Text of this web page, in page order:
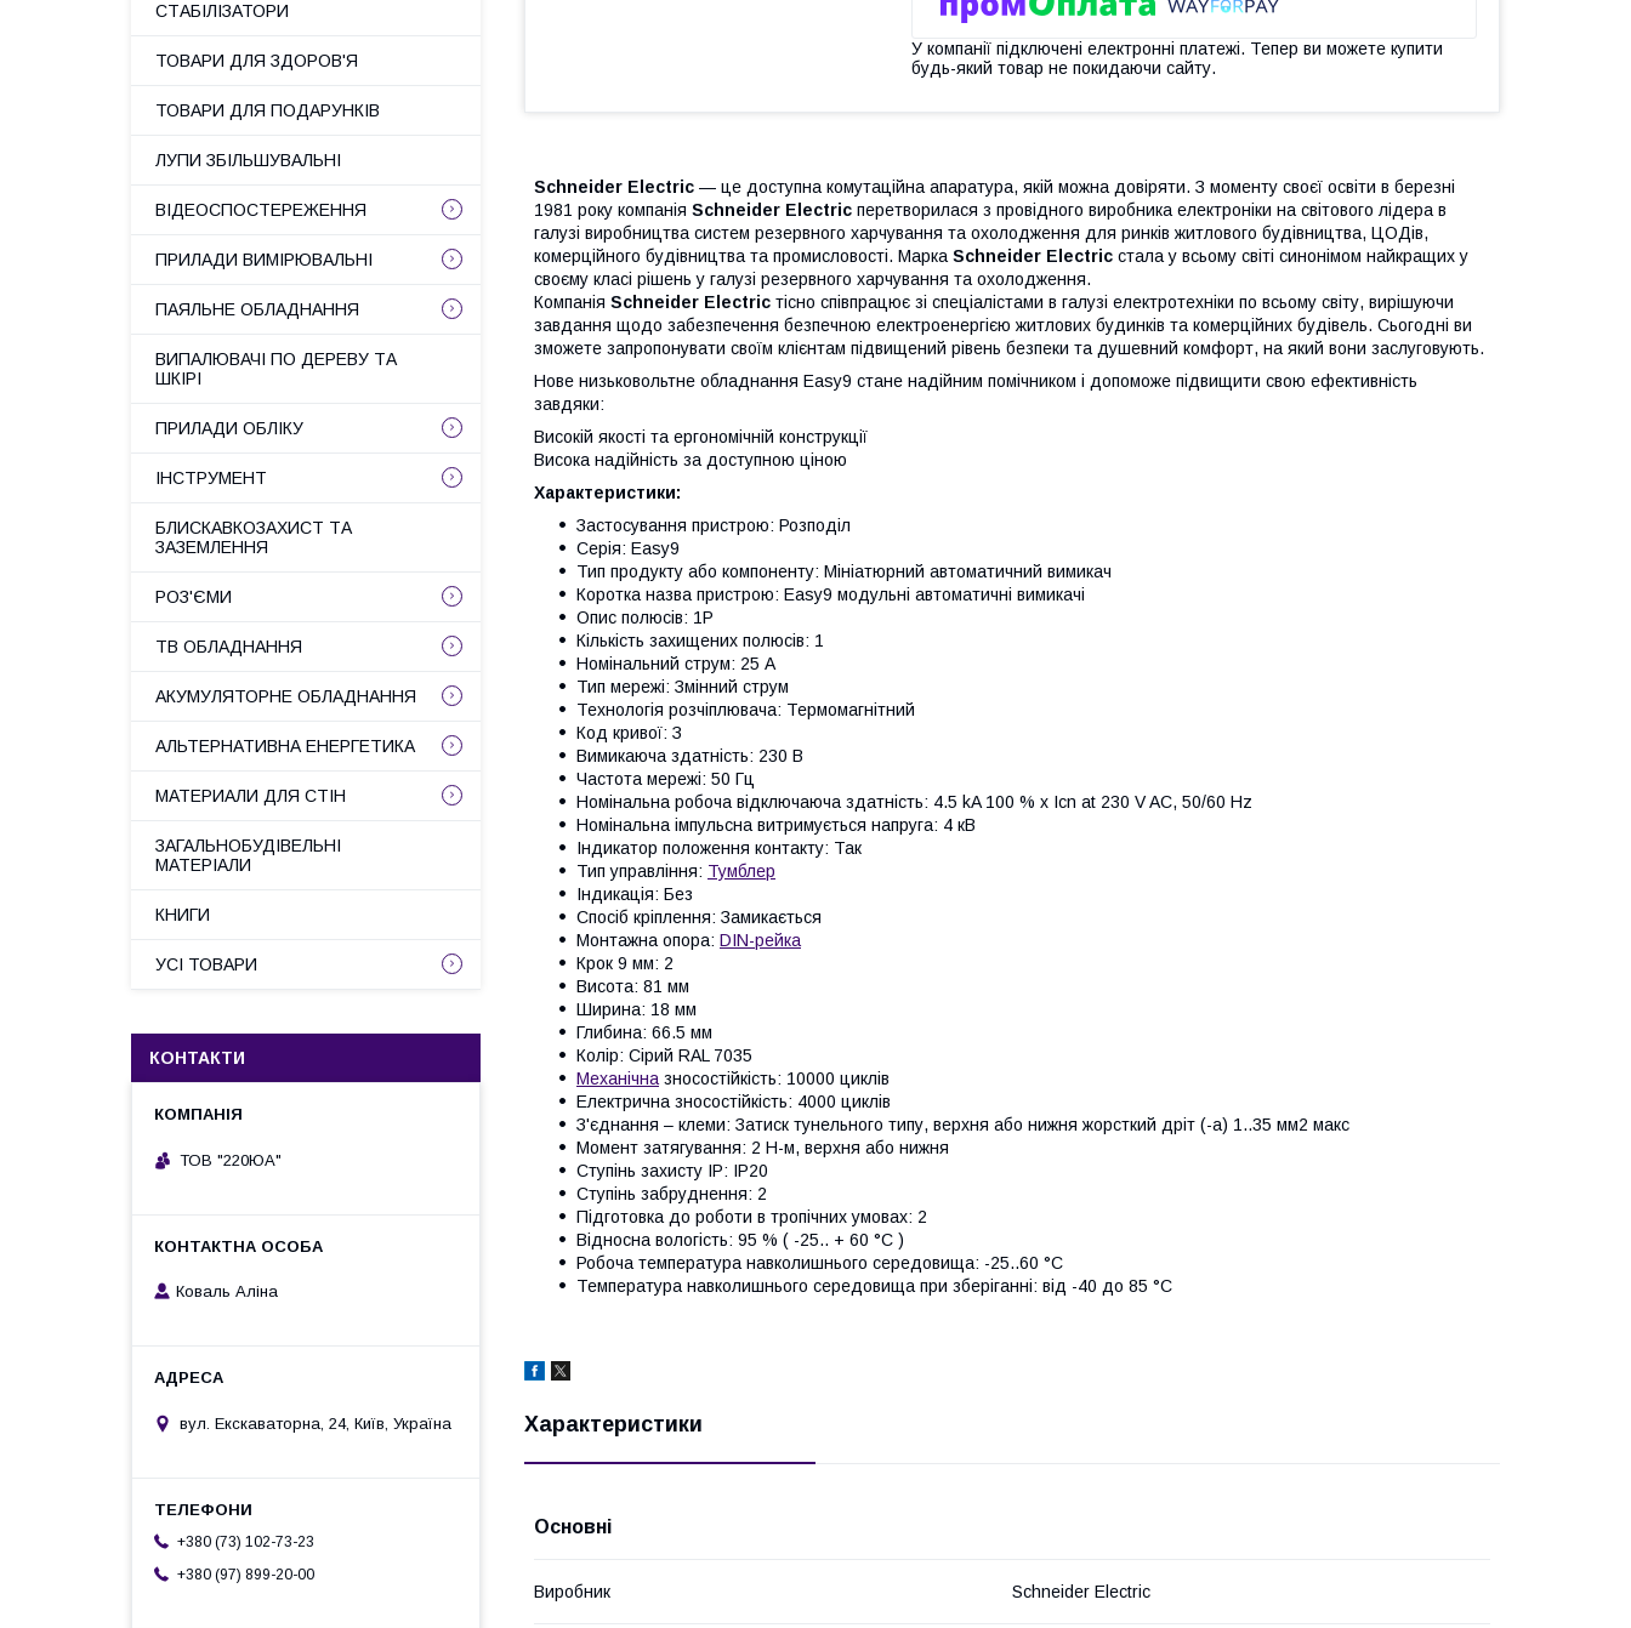
У компанії підключені електронні платежі. Тепер ви можете купити
будь-який товар не покидаючи сайту.
Schneider Electric — це доступна комутаційна апаратура, якій можна довіряти. З моменту своєї освіти в березні
1981 року компанія Schneider Electric перетворилася з провідного виробника електроніки на світового лідера в
галузі виробництва систем резервного харчування та охолодження для ринків житлового будівництва, ЦОДів,
комерційного будівництва та промисловості. Марка Schneider Electric стала у всьому світі синонімом найкращих у
своєму класі рішень у галузі резервного харчування та охолодження.
Компанія Schneider Electric тісно співпрацює зі спеціалістами в галузі електротехніки по всьому світу, вирішуючи
завдання щодо забезпечення безпечною електроенергією житлових будинків та комерційних будівель. Сьогодні ви
зможете запропонувати своїм клієнтам підвищений рівень безпеки та душевний комфорт, на який вони заслуговують.
Нове низьковольтне обладнання Easy9 стане надійним помічником і допоможе підвищити свою ефективність
завдяки:
Високій якості та ергономічній конструкції
Висока надійність за доступною ціною
Характеристики:
Застосування пристрою: Розподіл
Серія: Easy9
Тип продукту або компоненту: Мініатюрний автоматичний вимикач
Коротка назва пристрою: Easy9 модульні автоматичні вимикачі
Опис полюсів: 1P
Кількість захищених полюсів: 1
Номінальний струм: 25 А
Тип мережі: Змінний струм
Технологія розчіплювача: Термомагнітний
Код кривої: З
Вимикаюча здатність: 230 В
Частота мережі: 50 Гц
Номінальна робоча відключаюча здатність: 4.5 kA 100 % x Icn at 230 V AC, 50/60 Hz
Номінальна імпульсна витримується напруга: 4 кВ
Індикатор положення контакту: Так
Тип управління: Тумблер
Індикація: Без
Спосіб кріплення: Замикається
Монтажна опора: DIN-рейка
Крок 9 мм: 2
Висота: 81 мм
Ширина: 18 мм
Глибина: 66.5 мм
Колір: Сірий RAL 7035
Механічна зносостійкість: 10000 циклів
Електрична зносостійкість: 4000 циклів
З'єднання – клеми: Затиск тунельного типу, верхня або нижня жорсткий дріт (-а) 1..35 мм2 макс
Момент затягування: 2 Н-м, верхня або нижня
Ступінь захисту IP: IP20
Ступінь забруднення: 2
Підготовка до роботи в тропічних умовах: 2
Відносна вологість: 95 % ( -25.. + 60 °C )
Робоча температура навколишнього середовища: -25..60 °C
Температура навколишнього середовища при зберіганні: від -40 до 85 °C
Характеристики
Основні
Виробник Schneider Electric
СТАБІЛІЗАТОРИ
ТОВАРИ ДЛЯ ЗДОРОВ'Я
ТОВАРИ ДЛЯ ПОДАРУНКІВ
ЛУПИ ЗБІЛЬШУВАЛЬНІ
ВІДЕОСПОСТЕРЕЖЕННЯ
ПРИЛАДИ ВИМІРЮВАЛЬНІ
ПАЯЛЬНЕ ОБЛАДНАННЯ
ВИПАЛЮВАЧІ ПО ДЕРЕВУ ТА
ШКІРІ
ПРИЛАДИ ОБЛІКУ
ІНСТРУМЕНТ
БЛИСКАВКОЗАХИСТ ТА
ЗАЗЕМЛЕННЯ
РОЗ'ЄМИ
ТВ ОБЛАДНАННЯ
АКУМУЛЯТОРНЕ ОБЛАДНАННЯ
АЛЬТЕРНАТИВНА ЕНЕРГЕТИКА
МАТЕРИАЛИ ДЛЯ СТІН
ЗАГАЛЬНОБУДІВЕЛЬНІ
МАТЕРІАЛИ
КНИГИ
УСІ ТОВАРИ
КОНТАКТИ
ТОВ "220ЮА"
Коваль Аліна
вул. Екскаваторна, 24, Київ, Україна
+380 (73) 102-73-23
+380 (97) 899-20-00